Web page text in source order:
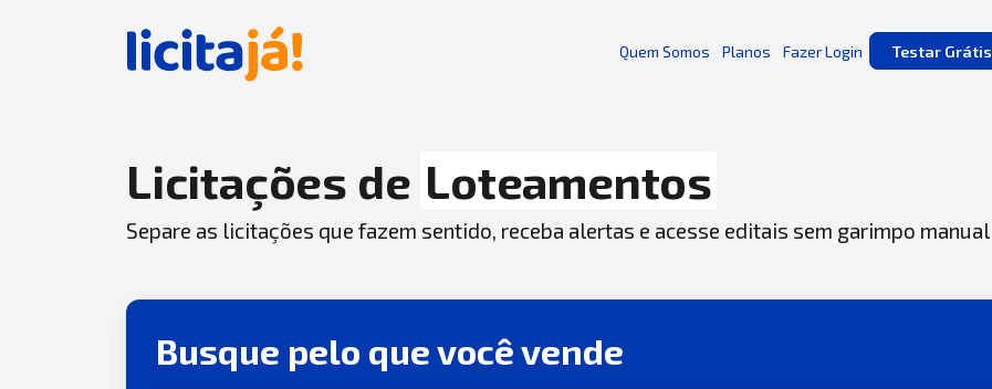
Quem Somos Planos Fazer Login Testar Grátis
Licitações de Loteamentos
Separe as licitações que fazem sentido, receba alertas e acesse editais sem garimpo manual
Busque pelo que você vende